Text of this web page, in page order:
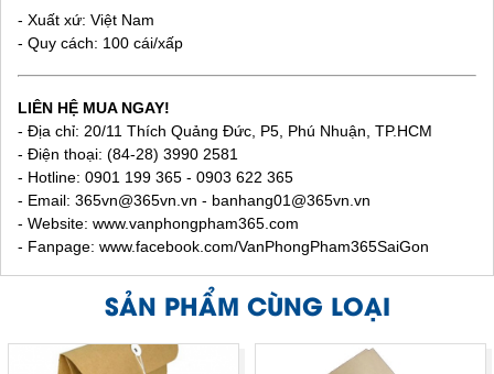
- Xuất xứ: Việt Nam
- Quy cách: 100 cái/xấp
LIÊN HỆ MUA NGAY!
- Địa chỉ: 20/11 Thích Quảng Đức, P5, Phú Nhuận, TP.HCM
- Điện thoại: (84-28) 3990 2581
- Hotline: 0901 199 365 - 0903 622 365
- Email: 365vn@365vn.vn - banhang01@365vn.vn
- Website: www.vanphongpham365.com
- Fanpage: www.facebook.com/VanPhongPham365SaiGon
SẢN PHẨM CÙNG LOẠI